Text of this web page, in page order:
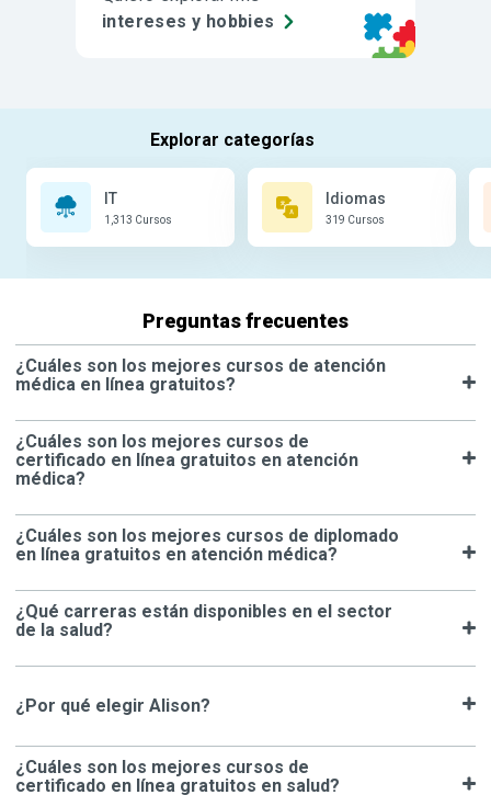
intereses y hobbies
IT
1,313 Cursos
Idiomas
319 Cursos
Preguntas frecuentes
¿Cuáles son los mejores cursos de atención
médica en línea gratuitos?
¿Cuáles son los mejores cursos de
certificado en línea gratuitos en atención
médica?
¿Cuáles son los mejores cursos de diplomado
en línea gratuitos en atención médica?
¿Qué carreras están disponibles en el sector
de la salud?
¿Por qué elegir Alison?
¿Cuáles son los mejores cursos de
certificado en línea gratuitos en salud?